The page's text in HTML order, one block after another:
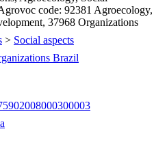
code: 92381 Agroecology,
37968 Organizations
> Social aspects
Brazil